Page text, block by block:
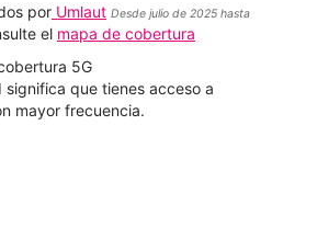
por Umlaut Desde julio de 2025 hasta
el mapa de cobertura
5G
significa que tienes acceso a
mayor frecuencia.